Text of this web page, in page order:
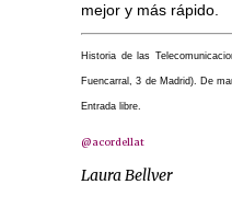
mejor y más rápido.
Historia de las
Fuencarral, 3 de Madrid). De
Entrada libre.
@acordellat
Laura Bellver